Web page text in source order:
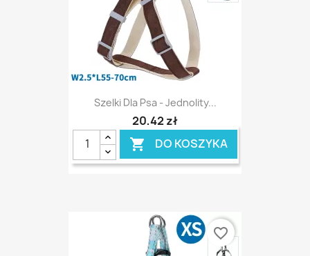
Szelki Dla Psa - Jednolity...
20,42 zł
 DO KOSZYKA
favorite_border